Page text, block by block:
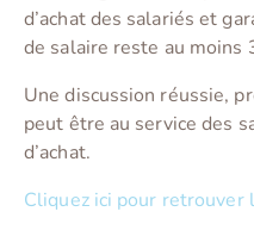
d’achat des salariés et
de salaire reste au moins
Une discussion réussie,
peut être au service des
d’achat.
Cliquez ici pour retrouver